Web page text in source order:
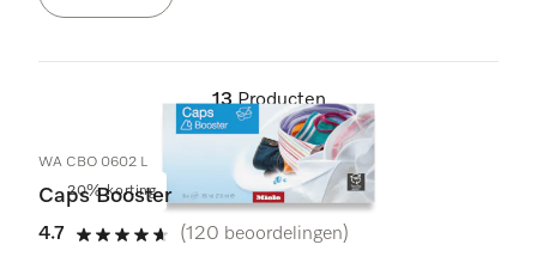
13 Producten
20% korting
WA CBO 0602 L
Caps Booster
4.7
4.7 sterren op 5
(120 beoordelingen)